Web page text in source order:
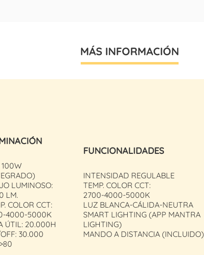
MÁS INFORMACIÓN
100W
LUMINOSO:
LM.
COLOR CCT:
4000-5000K
ÚTIL: 20.000H
30.000
FUNCIONALIDADES
INTENSIDAD REGULABLE
TEMP. COLOR CCT:
2700-4000-5000K
LUZ BLANCA-CÁLIDA-NEUTRA
SMART LIGHTING (APP MANTRA
LIGHTING)
MANDO A DISTANCIA (INCLUIDO)